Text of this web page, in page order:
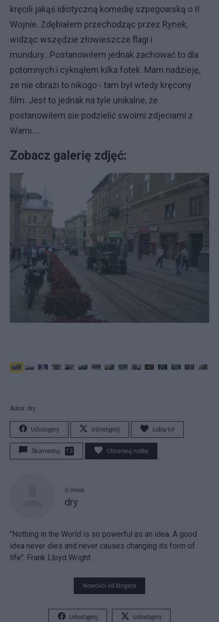
kręcili jakąś idiotyczną komedię szpegowską o II
Wojnie. Zdębiałem przechodząc przez Rynek,
widząc wszędzie złowieszcze flagi i
mundury...Postanowiłem jednak zachować to dla
potomnych i cyknąłem kilka fotek. Mam nadzieję,
ze nie obrazi to nikogo - tam był wtedy kręcony
film. Jest to jednak na tyle unikalne, że
postanowiłem sie podzielić swoimi zdjeciami z
Wami....
Zobacz galerię zdjęć:
Autor: dry
Udostępnij Udostępnij Lubię to!
Skomentuj 13 Obserwuj notkę
O mnie
dry
"Nothing in the World is so powerful as an idea. A good
idea never dies and never causes changing its form of
life". Frank Lloyd Wright.
Nowości od blogera
Udostępnij Udostępnij